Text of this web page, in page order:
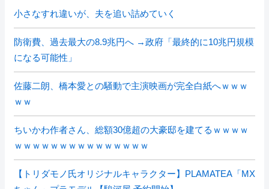
小さなすれ違いが、夫を追い詰めていく
防衛費、過去最大の8.9兆円へ →政府「最終的に10兆円規模
になる可能性」
佐藤二朗、橋本愛との騒動で主演映画が完全白紙へｗｗｗ
ｗｗ
ちいかわ作者さん、総額30億超の大豪邸を建てるｗｗｗｗ
ｗｗｗｗｗｗｗｗｗｗｗｗｗｗｗ
【トリダモノ氏オリジナルキャラクター】PLAMATEA「MX